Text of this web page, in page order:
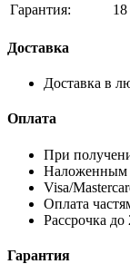
Гарантия:
Доставка
Доставка в
Оплата
При
Наложенным
Visa/
Оплата
Рассрочка до
Гарантия